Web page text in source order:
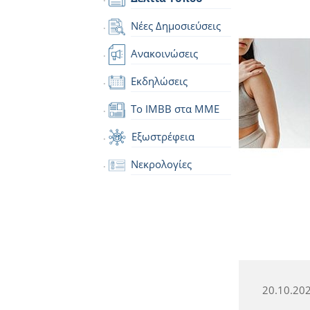
Νέες Δημοσιεύσεις
Ανακοινώσεις
Εκδηλώσεις
Το IMBB στα ΜΜΕ
Εξωστρέφεια
Νεκρολογίες